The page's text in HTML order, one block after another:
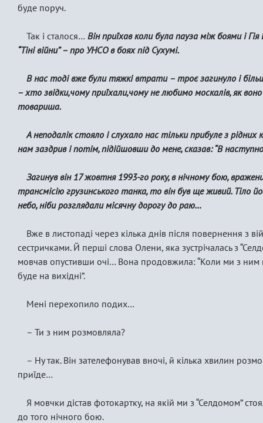
буде поруч.
Так і сталося… Він приїхав коли була пауза між боями і
“Тіні війни” – про УНСО в боях під Сухумі.
В нас тоді вже були тяжкі втрати – троє загинуло і
– хто звідки,чому приїхали,чому не любимо москалів, як
товариша.
А неподалік стояло і слухало нас тільки прибуле з рідних
нам заздрив і потім, підійшовши до мене, сказав: “В
Загинув він 17 жовтня 1993-го року, в нічному бою,
трансмісію грузинського танка, то він був ще живий. Тіло
небо, ніби розглядали місячну дорогу до раю…
Вже в листопаді через кілька днів після повернення з
сестричками. Й перші слова Олени, яка зустрічалась з
мовчав опустивши очі… Вона продовжила: “Коли ми з ним
буде на вихідні”.
Мені перехопило подих…
– Ти з ним розмовляла?
– Ну так. Він зателефонував вночі, й кілька хвилин
приїде…
Я мовчки дістав фотокартку, на якій ми з “Селдомом”
до того нічного бою.